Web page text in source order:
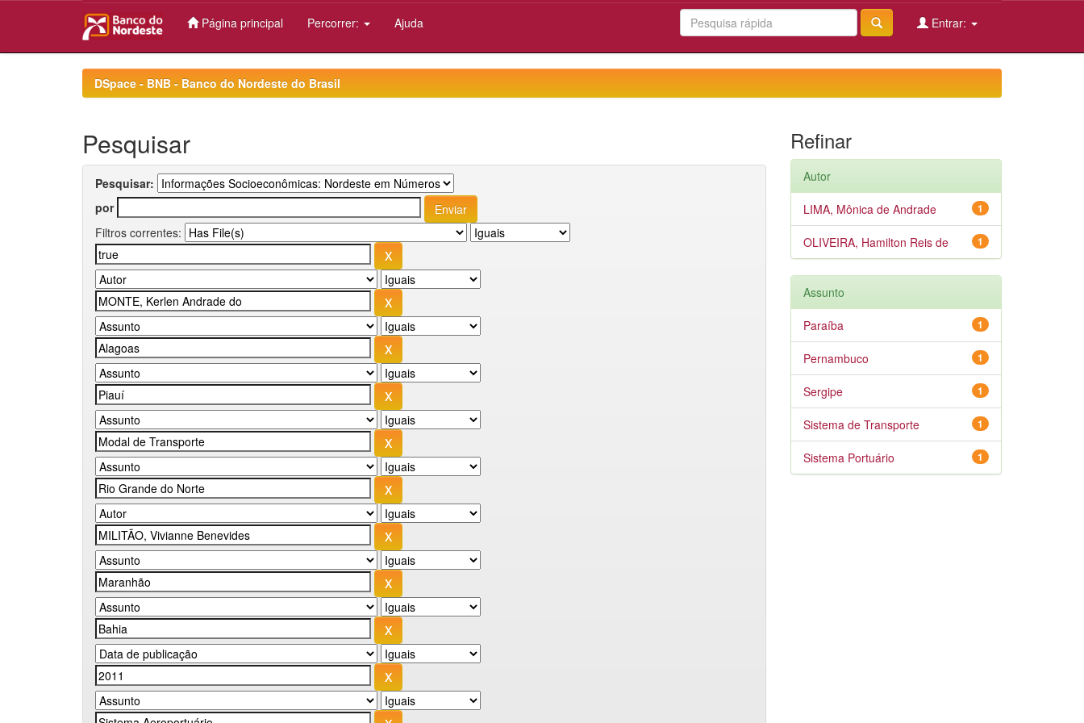
Página principal Percorrer: Ajuda Entrar:
DSpace - BNB - Banco do Nordeste do Brasil
Pesquisar
Pesquisar:
por
Filtros correntes:
Refinar
Autor
1
LIMA, Mônica de Andrade
1
OLIVEIRA, Hamilton Reis de
Assunto
1
Paraíba
1
Pernambuco
1
Sergipe
1
Sistema de Transporte
1
Sistema Portuário